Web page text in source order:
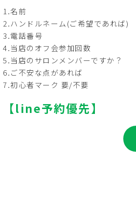
1.名前
2.ハンドルネーム(ご希望であれば)
3.電話番号
4.当店のオフ会参加回数
5.当店のサロンメンバーですか？
6.ご不安な点があれば
7.初心者マーク 要/不要
【line予約優先】